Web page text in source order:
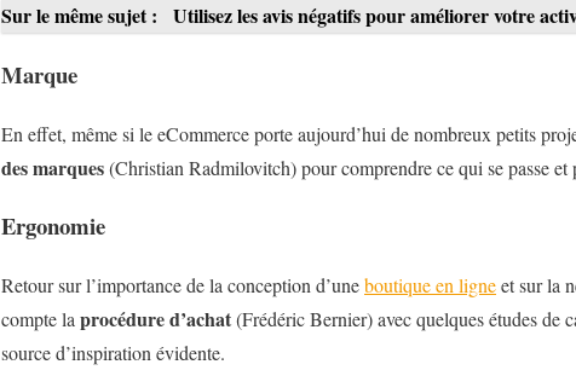
Sur le même sujet : Utilisez les avis négatifs pour améliorer votre
Marque
En effet, même si le eCommerce porte aujourd’hui de nombreux petits
des marques(Christian Radmilovitch) pour comprendre ce qui se passe
Ergonomie
Retour sur l’importance de la conception d’uneboutique en ligneet sur la
compte la procédure d’achat(Frédéric Bernier) avec quelques études de
source d’inspiration évidente.